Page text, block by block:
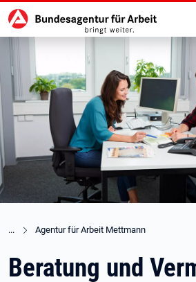
zu den Hauptinhalten springen
Hauptnavigation
Agentur für Arbeit Mettmann
Beratung und